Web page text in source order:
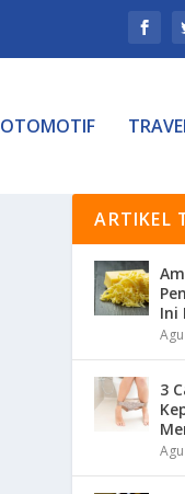
OTOMOTIF
ARTIKEL
Ini
3